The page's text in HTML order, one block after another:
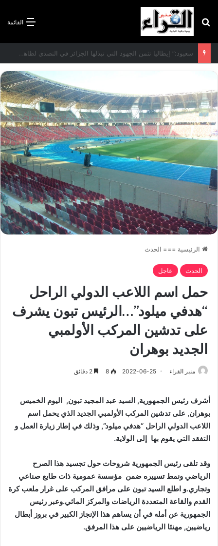
القائمة بحث عن
الرئيسية === الحدث
الحدث عاجل
حمل اسم اللاعب الدولي الراحل
“هدفي ميلود”…الرئيس تبون يشرف
على تدشين المركب الأولمبي
الجديد بوهران
منبر القراء 2022-06-25
8
أشرف رئيس الجمهورية, السيد عبد المجيد تبون, اليوم الخميس
بوهران, على تدشين المركب الأولمبي الجديد الذي يحمل اسم
اللاعب الدولي الراحل “هدفي ميلود”, وذلك في إطار زيارة العمل و
التفقد التي يقوم بها إلى الولاية.
وقد تلقى رئيس الجمهورية شروحات حول تجسيد هذا الصرح
الرياضي ونمط تسييره ضمن مؤسسة عمومية ذات طابع صناعي
وتجاري.و اطلع السيد تبون على مرافق المركب على غرار ملعب كرة
القدم والقاعة المتعددة الرياضات والمركز المائي.وعبر رئيس
الجمهورية عن أمله في أن يساهم هذا الإنجاز الكبير في بروز أبطال
رياضيين, مهنئا الرياضيين على هذا المرفق.